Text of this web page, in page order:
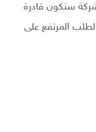
ستكون قادرة
المرتفع على